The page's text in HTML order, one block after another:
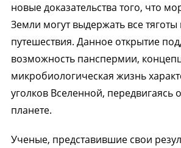
новые доказательства того, что
Земли могут выдержать все тяготы
путешествия. Данное открытие
возможность панспермии,
микробиологическая жизнь
уголков Вселенной, передвигаясь
планете.
Ученые, представившие свои